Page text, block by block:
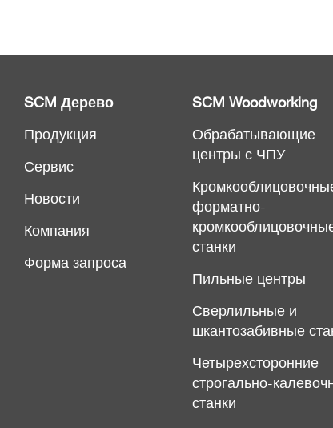
SCM Дерево
Продукция
Сервис
Новости
Компания
Форма запроса
SCM Woodworking
Обрабатывающие
центры с ЧПУ
форматно-
станки
Пильные центры
Сверлильные и
шкантозабивные
Четырехсторонние
строгально-
станки